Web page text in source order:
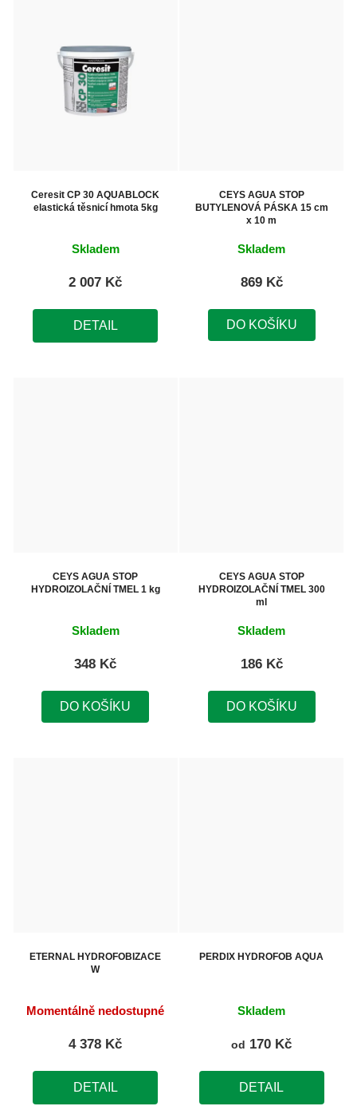
Ceresit CP 30 AQUABLOCK
elastická těsnicí hmota 5kg
Skladem
2 007 Kč
DETAIL
CEYS AGUA STOP
BUTYLENOVÁ PÁSKA 15 cm
x 10 m
Skladem
869 Kč
DO KOŠÍKU
CEYS AGUA STOP
HYDROIZOLAČNÍ TMEL 1 kg
Skladem
348 Kč
DO KOŠÍKU
CEYS AGUA STOP
HYDROIZOLAČNÍ TMEL 300
ml
Skladem
186 Kč
DO KOŠÍKU
ETERNAL HYDROFOBIZACE
W
Momentálně nedostupné
4 378 Kč
DETAIL
PERDIX HYDROFOB AQUA
Skladem
od 170 Kč
DETAIL